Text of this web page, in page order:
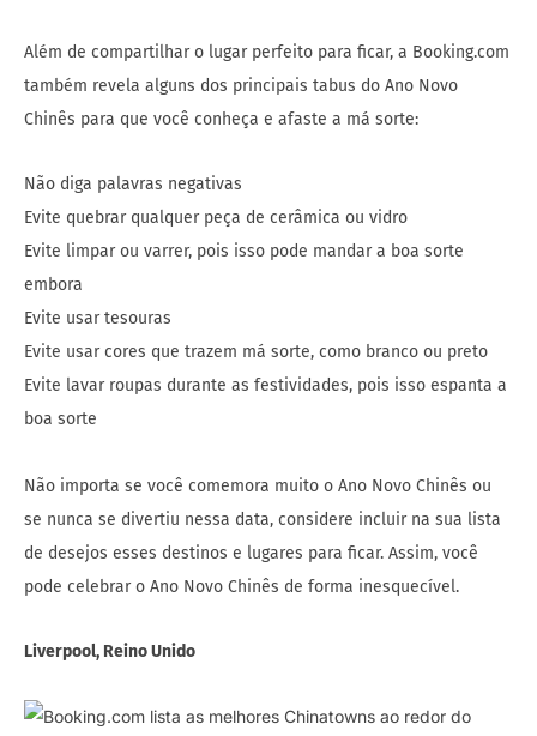
Além de compartilhar o lugar perfeito para ficar, a Booking.com
também revela alguns dos principais tabus do Ano Novo
Chinês para que você conheça e afaste a má sorte:
Não diga palavras negativas
Evite quebrar qualquer peça de cerâmica ou vidro
Evite limpar ou varrer, pois isso pode mandar a boa sorte
embora
Evite usar tesouras
Evite usar cores que trazem má sorte, como branco ou preto
Evite lavar roupas durante as festividades, pois isso espanta a
boa sorte
Não importa se você comemora muito o Ano Novo Chinês ou
se nunca se divertiu nessa data, considere incluir na sua lista
de desejos esses destinos e lugares para ficar. Assim, você
pode celebrar o Ano Novo Chinês de forma inesquecível.
Liverpool, Reino Unido